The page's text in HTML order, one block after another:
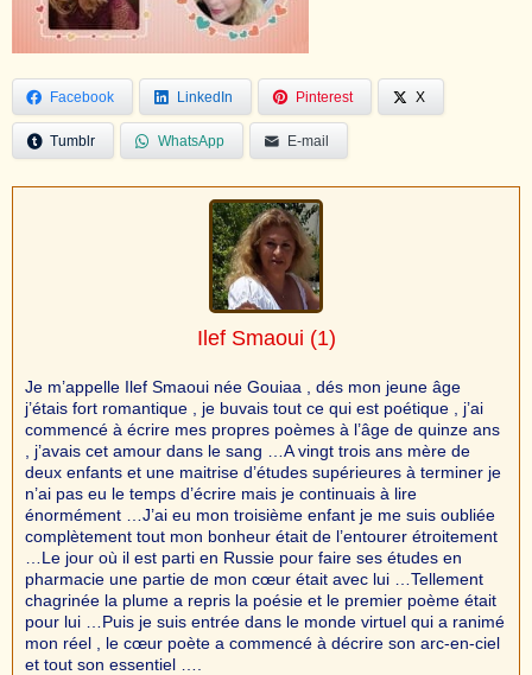
Facebook LinkedIn Pinterest X
Tumblr WhatsApp E-mail
Ilef Smaoui (1)
Je m’appelle Ilef Smaoui née Gouiaa , dés mon jeune âge
j’étais fort romantique , je buvais tout ce qui est poétique , j’ai
commencé à écrire mes propres poèmes à l’âge de quinze ans
, j’avais cet amour dans le sang …A vingt trois ans mère de
deux enfants et une maitrise d’études supérieures à terminer je
n’ai pas eu le temps d’écrire mais je continuais à lire
énormément …J’ai eu mon troisième enfant je me suis oubliée
complètement tout mon bonheur était de l’entourer étroitement
…Le jour où il est parti en Russie pour faire ses études en
pharmacie une partie de mon cœur était avec lui …Tellement
chagrinée la plume a repris la poésie et le premier poème était
pour lui …Puis je suis entrée dans le monde virtuel qui a ranimé
mon réel , le cœur poète a commencé à décrire son arc-en-ciel
et tout son essentiel ….